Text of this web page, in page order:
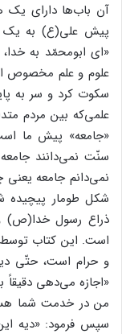
آن باب‌ها دارای یک
پیش علی(ع) به یک
«ای ابومحمّد به
علوم و علم مخصوص
سکوت کرد و سر به
علمی‌که بین مردم
«جامعه» پیش ما
سنّت نمی‌دانند
نمی‌دانم جامعه
ذراع رسول خدا(ص)
است. این کتاب
و حرام است، حتّی
«اجازه می‌دهی
من در خدمت شما
سپس فرمود: «دیه